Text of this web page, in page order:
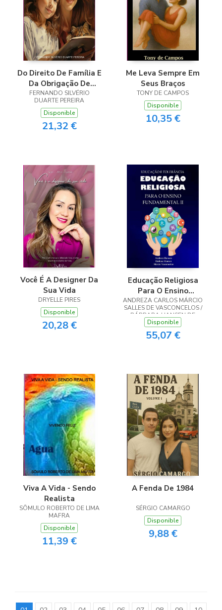
Do Direito De Família E
Da Obrigação De
Prestar Alimentos
FERNANDO SILVÉRIO
DUARTE PEREIRA
Disponible
21,32 €
Me Leva Sempre Em
Seus Braços
TONY DE CAMPOS
Disponible
10,35 €
Você É A Designer Da
Sua Vida
DRYELLE PIRES
Disponible
20,28 €
Educação Religiosa
Para O Ensino
Fundamental Ii
ANDREZA CARLOS MÁRCIO
SALLES DE VASCONCELOS /
BÁRBARA HANSEN DE
VASCONCELOS / CRISTINA
NOTÁRIO HANSEN SALLES DE
VASCONCELOS
Disponible
55,07 €
Viva A Vida - Sendo
Realista
SÔMULO ROBERTO DE LIMA
MAFRA
Disponible
11,39 €
A Fenda De 1984
SÉRGIO CAMARGO
Disponible
9,88 €